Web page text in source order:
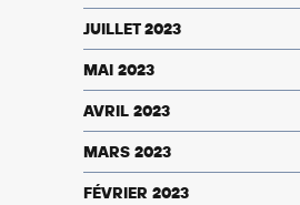
JUILLET 2023
MAI 2023
AVRIL 2023
MARS 2023
FÉVRIER 2023